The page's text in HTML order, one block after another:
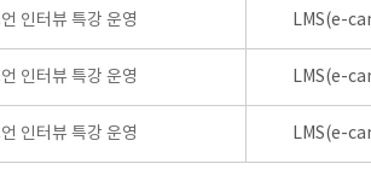
인터뷰 특강 운영 LMS(e-
인터뷰 특강 운영 LMS(e-
인터뷰 특강 운영 LMS(e-